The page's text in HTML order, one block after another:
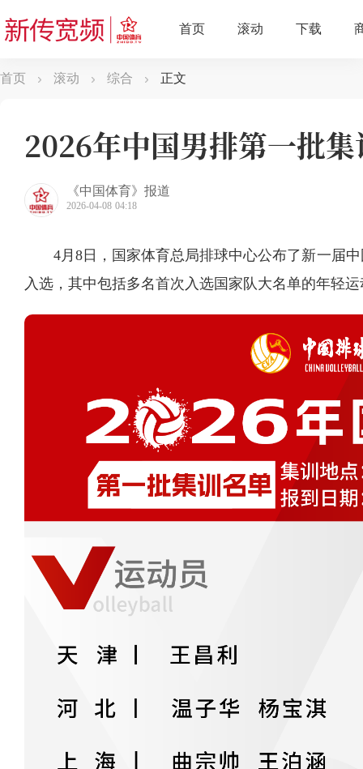
首页 滚动 综合 正文
2026年中国男排第一批
《中国体育》报道
2026-04-08 04:18
4月8日，国家体育总局排球中心公布了新一届
入选，其中包括多名首次入选国家队大名单的年轻